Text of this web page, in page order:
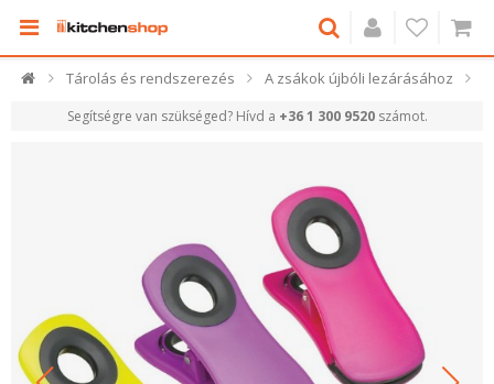
Tárolás és rendszerezés A zsákok újbóli lezárásához
Segítségre van szükséged? Hívd a +36 1 300 9520számot.